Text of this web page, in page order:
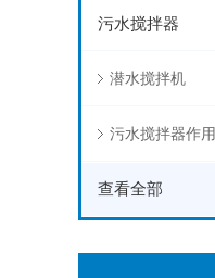
污水搅拌器
潜水搅拌机
污水搅拌器作用
查看全部